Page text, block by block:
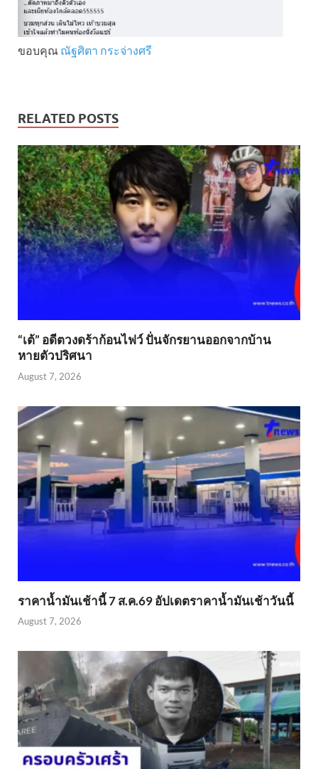
ขอบคุณ ณัฐศิตา กระจ่างศรี
RELATED POSTS
“เต้” อดีตวงดร้าก้อนไฟว์ ปั่นจักรยานออกจากบ้าน
หายตัวปริศนา
August 7, 2026
ราคาน้ำมันเช้านี้ 7 ส.ค.69 อัปเดตราคาน้ำมันเช้าวันนี้
August 7, 2026